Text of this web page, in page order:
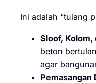
Ini adalah “tulang
Sloof, Kolom,
beton
agar
Pemasangan